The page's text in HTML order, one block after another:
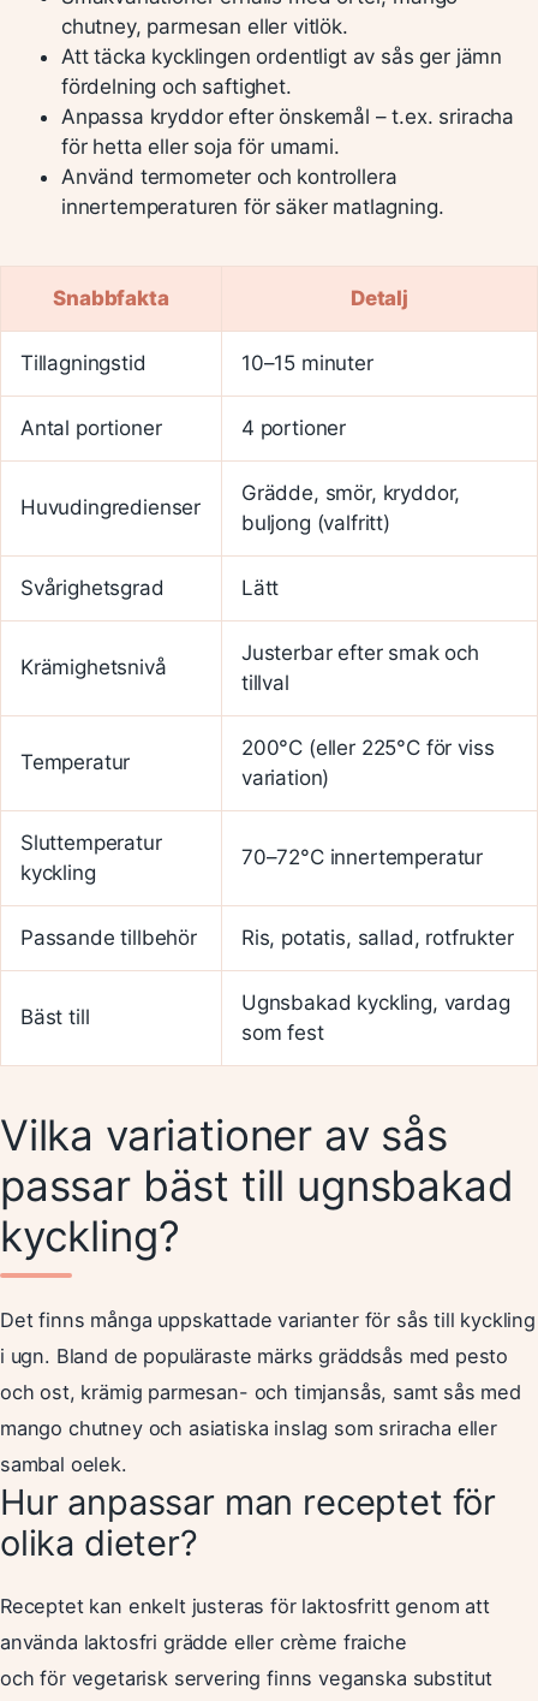
chutney, parmesan eller vitlök.
Att täcka kycklingen ordentligt av sås ger jämn
fördelning och saftighet.
Anpassa kryddor efter önskemål – t.ex. sriracha
för hetta eller soja för umami.
Använd termometer och kontrollera
innertemperaturen för säker matlagning.
Snabbfakta Detalj
Tillagningstid 10–15 minuter
Antal portioner 4 portioner
Huvudingredienser
Grädde, smör, kryddor,
buljong (valfritt)
Svårighetsgrad Lätt
Krämighetsnivå
Justerbar efter smak och
tillval
Temperatur
200°C (eller 225°C för viss
variation)
Sluttemperatur
kyckling
70–72°C innertemperatur
Passande tillbehör Ris, potatis, sallad, rotfrukter
Bäst till
Ugnsbakad kyckling, vardag
som fest
Vilka variationer av sås
passar bäst till ugnsbakad
kyckling?
Det finns många uppskattade varianter för sås till kyckling
i ugn. Bland de populäraste märks gräddsås med pesto
och ost, krämig parmesan- och timjansås, samt sås med
mango chutney och asiatiska inslag som sriracha eller
sambal oelek.
Hur anpassar man receptet för
olika dieter?
Receptet kan enkelt justeras för laktosfritt genom att
använda laktosfri grädde eller crème fraiche
och för vegetarisk servering finns veganska substitut